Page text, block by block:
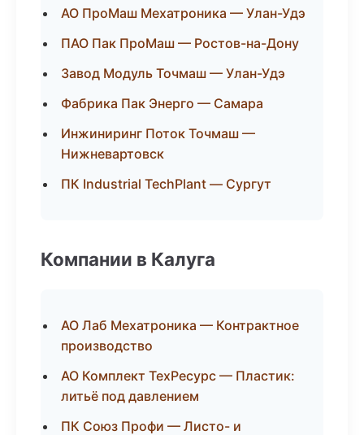
АО ПроМаш Мехатроника — Улан-Удэ
ПАО Пак ПроМаш — Ростов-на-Дону
Завод Модуль Точмаш — Улан-Удэ
Фабрика Пак Энерго — Самара
Инжиниринг Поток Точмаш —
Нижневартовск
ПК Industrial TechPlant — Сургут
Компании в Калуга
АО Лаб Мехатроника — Контрактное
производство
АО Комплект ТехРесурс — Пластик:
литьё под давлением
ПК Союз Профи — Листо- и